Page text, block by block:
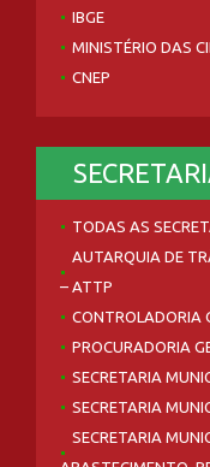
IBGE
MINISTÉRIO DAS
CNEP
TODAS AS
AUTARQUIA DE
– ATTP
CONTROLADORIA
PROCURADORIA
SECRETARIA
SECRETARIA
SECRETARIA